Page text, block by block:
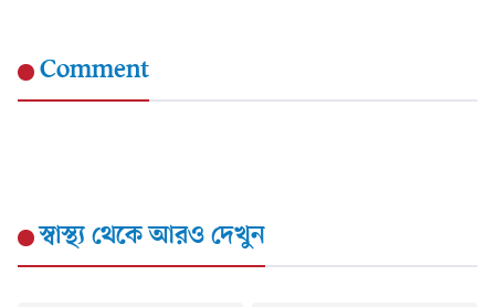
Comment
স্বাস্থ্যথেকে আরও দেখুন